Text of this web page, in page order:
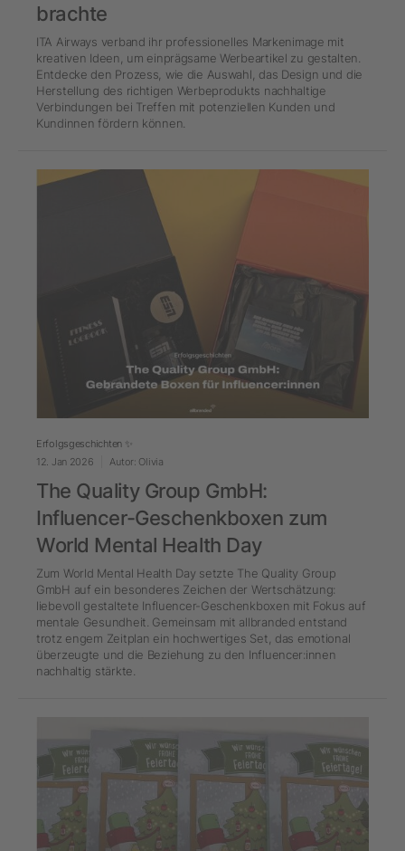
brachte
ITA Airways verband ihr professionelles Markenimage mit
kreativen Ideen, um einprägsame Werbeartikel zu gestalten.
Entdecke den Prozess, wie die Auswahl, das Design und die
Herstellung des richtigen Werbeprodukts nachhaltige
Verbindungen bei Treffen mit potenziellen Kunden und
Kundinnen fördern können.
Erfolgsgeschichten ✨
12. Jan 2026
Autor: Olivia
The Quality Group GmbH:
Influencer-Geschenkboxen zum
World Mental Health Day
Zum World Mental Health Day setzte The Quality Group
GmbH auf ein besonderes Zeichen der Wertschätzung:
liebevoll gestaltete Influencer-Geschenkboxen mit Fokus auf
mentale Gesundheit. Gemeinsam mit allbranded entstand
trotz engem Zeitplan ein hochwertiges Set, das emotional
überzeugte und die Beziehung zu den Influencer:innen
nachhaltig stärkte.